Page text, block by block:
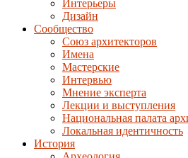
Интерьеры
Дизайн
Сообщество
Союз архитекторов
Имена
Мастерские
Интервью
Мнение эксперта
Лекции и выступления
Национальная палата
Локальная идентичность
История